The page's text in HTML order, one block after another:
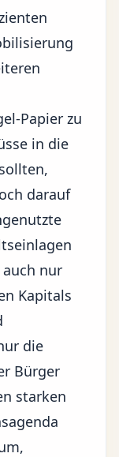
Papier zu
in die
darauf
nur
Kapitals
die
Bürger
starken